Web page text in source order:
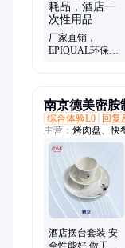
厂家直销，
EPIQUAL环保可
套装，酒店客房
用品，酒店易耗
品，酒店一次性
南京德美密胺
综合体验L0
回复
主营： 烤肉盘、快
用快餐托盘、密
胺仿瓷面碗、分
碗、面碗、汤碗
台、直边碗、仿
酒店摆台套装 安
全性能好 做工细